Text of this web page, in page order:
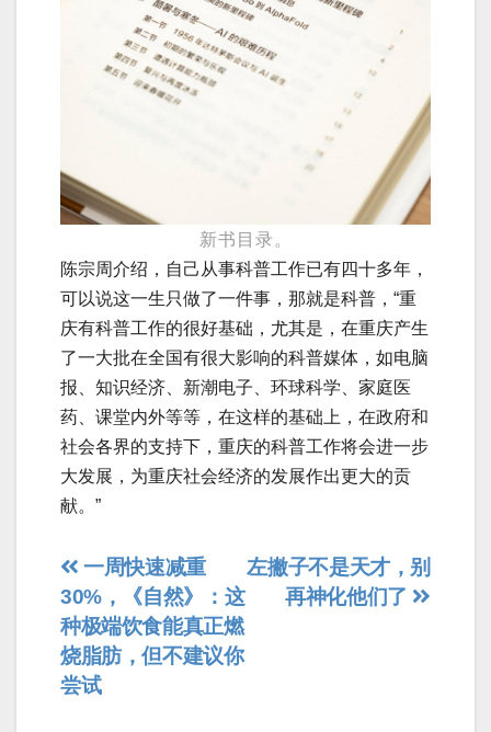
新书目录。
陈宗周介绍，自己从事科普工作已有四十多年，
可以说这一生只做了一件事，那就是科普，“重
庆有科普工作的很好基础，尤其是，在重庆产生
了一大批在全国有很大影响的科普媒体，如电脑
报、知识经济、新潮电子、环球科学、家庭医
药、课堂内外等等，在这样的基础上，在政府和
社会各界的支持下，重庆的科普工作将会进一步
大发展，为重庆社会经济的发展作出更大的贡
献。”
文
章
导
航
左撇子不是天才，别
再神化他们了
一周快速减重
30%，《自然》：这
种极端饮食能真正燃
烧脂肪，但不建议你
尝试